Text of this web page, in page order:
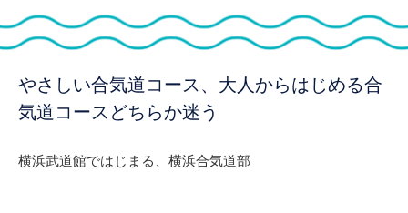
やさしい合気道コース、大人からはじめる合
気道コースどちらか迷う
横浜武道館ではじまる、横浜合気道部